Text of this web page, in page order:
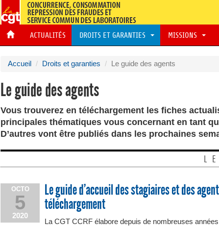
ACTUALITÉS DROITS ET GARANTIES MISSIONS
Accueil Droits et garanties Le guide des agents
Le guide des agents
Vous trouverez en téléchargement les fiches
principales thématiques vous concernant en tant
D’autres vont être publiés dans les prochaines
OCTO
5
2020
Le guide d’accueil des stagiaires et des
téléchargement
La CGT CCRF élabore depuis de nombreuses